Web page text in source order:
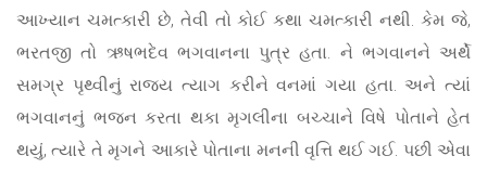
આખ્યાન ચમત્કારી છે, તેવી તો કોઈ કથા ચમત્કારી નથી. કેમ જે,
ભરતજી તો ઋષભદેવ ભગવાનના પુત્ર હતા. ને ભગવાનને અર્થે
સમગ્ર પૃથ્વીનું રાજ્ય ત્યાગ કરીને વનમાં ગયા હતા. અને ત્યાં
ભગવાનનું ભજન કરતા થકા મૃગલીના બચ્ચાને વિષે પોતાને હેત
થયું, ત્યારે તે મૃગને આકારે પોતાના મનની વૃત્તિ થઈ ગઈ. પછી એવા